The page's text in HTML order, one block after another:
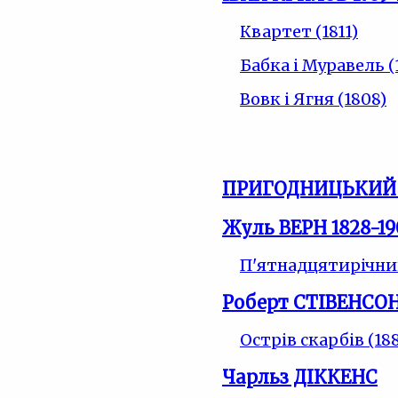
Квартет (1811)
Бабка і Муравель
Вовк і Ягня (1808)
Жуль ВЕРН 1828-
Роберт СТІВЕНСОН
Острів скарбів
Чарльз ДІККЕНС